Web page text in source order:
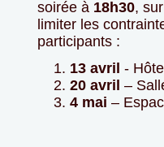
soirée à 18h30,
limiter les
participants :
13 avril -
20 avril –
4 mai –